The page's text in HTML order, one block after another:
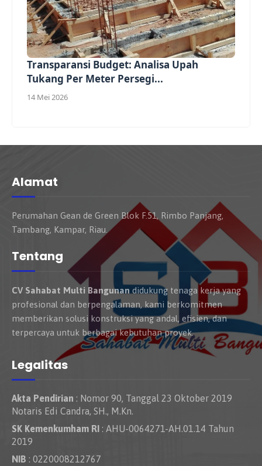
Transparansi Budget: Analisa Upah
Tukang Per Meter Persegi...
14 Mei 2026
Alamat
Perumahan Gean de Green Blok F.51, Rimbo Panjang,
Tambang, Kampar, Riau.
Tentang
CV Sahabat Multi Bangunan didukung tenaga kerja yang
profesional dan berpengalaman, kami berkomitmen
memberikan solusi konstruksi yang andal, efisien, dan
terpercaya untuk berbagai kebutuhan proyek.
Legalitas
Akta Pendirian : Nomor 90, Tanggal 23 Oktober 2019
Notaris Edi Candra, SH., M.Kn.
SK Kemenkumham RI : AHU-0064271-AH.01.14 Tahun
2019
NIB : 0220008212767